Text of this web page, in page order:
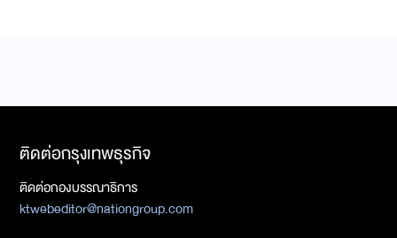
ติดต่อกรุงเทพธุรกิจ
ติดต่อกองบรรณาธิการ
ktwebeditor@nationgroup.com